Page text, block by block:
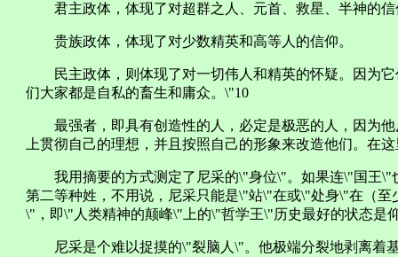
君主政体，体现了对超群之人、元首、救星、半神的信
贵族政体，体现了对少数精英和高等人的信仰。
民主政体，则体现了对一切伟人和精英的怀疑。因为它
们大家都是自私的畜生和庸众。\"10
最强者，即具有创造性的人，必定是极恶的人，因为他
上贯彻自己的理想，并且按照自己的形象来改造他们。在
我用摘要的方式测定了尼采的\"身位\"。如果连\"国王\"
第二等种姓，不用说，尼采只能是\"站\"在或\"处身\"在（
\"，即\"人类精神的颠峰\"上的\"哲学王\"历史最好的状态是
尼采是个难以捉摸的\"裂脑人\"。他极端分裂地剥离着